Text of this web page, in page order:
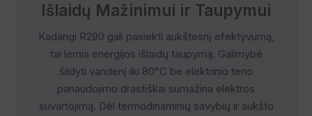
Išlaidų Mažinimui ir Taupymui
Kadangi R290 gali pasiekti aukštesnį efektyvumą,
tai lemia energijos išlaidų taupymą. Galimybė
šildyti vandenį iki 80°C be elektrinio teno
panaudojimo drastiškai sumažina elektros
suvartojimą. Dėl termodinaminių savybių ir aukšto